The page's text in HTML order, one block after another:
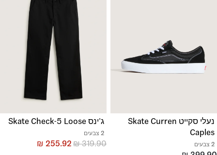
נעלי סקייט Skate Curren
Caples
2 צבעים
ג'ינס Skate Check-5 Loose
2 צבעים
₪319.90
₪ 255.92